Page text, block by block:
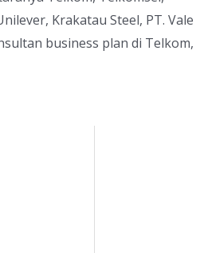
Krakatau Steel, PT. Vale
business plan di Telkom,